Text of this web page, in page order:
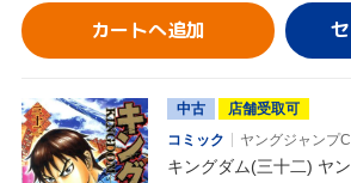
カートへ追加
中古
店舗受取可
コミック
ヤングジャンプC
キングダム(三十二) ヤ